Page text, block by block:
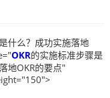
什么？成功实施落地
OKR的实施标准步骤是
地OKR的要点"